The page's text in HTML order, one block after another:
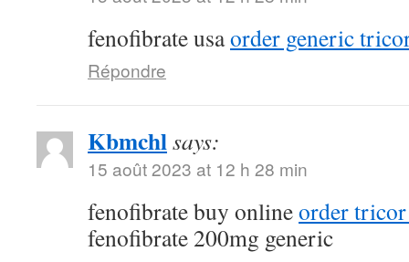
fenofibrate usaorder generic
Répondre
Kbmchlsays:
15 août 2023 at 12 h 28 min
fenofibrate buy onlineorder
fenofibrate 200mg generic